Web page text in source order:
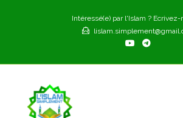
Intéressé(e) par l'Islam ? Ecrivez-